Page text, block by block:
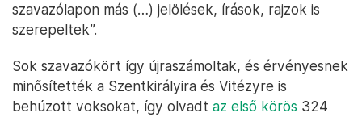
szavazólapon más (…) jelölések, írások, rajzok is
szerepeltek”.
Sok szavazókört így újraszámoltak, és érvényesnek
minősítették a Szentkirályira és Vitézyre is
behúzott voksokat, így olvadt az első körös 324